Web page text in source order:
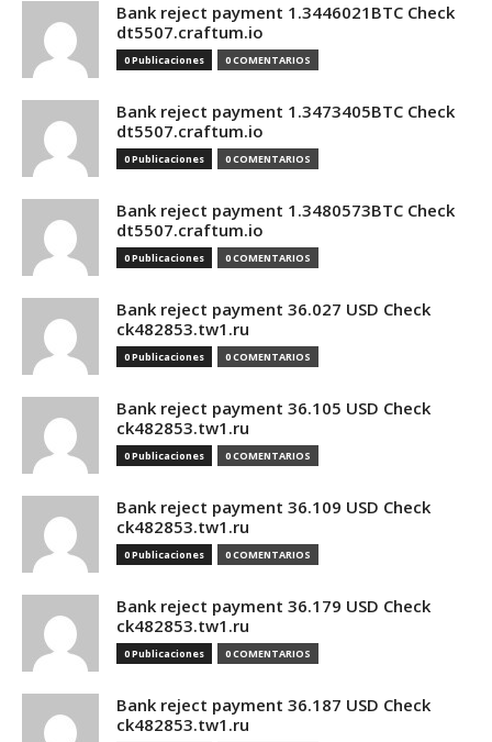
Bank reject payment 1.3446021BTC Check
dt5507.craftum.io
0 Publicaciones 0 COMENTARIOS
Bank reject payment 1.3473405BTC Check
dt5507.craftum.io
0 Publicaciones 0 COMENTARIOS
Bank reject payment 1.3480573BTC Check
dt5507.craftum.io
0 Publicaciones 0 COMENTARIOS
Bank reject payment 36.027 USD Check
ck482853.tw1.ru
0 Publicaciones 0 COMENTARIOS
Bank reject payment 36.105 USD Check
ck482853.tw1.ru
0 Publicaciones 0 COMENTARIOS
Bank reject payment 36.109 USD Check
ck482853.tw1.ru
0 Publicaciones 0 COMENTARIOS
Bank reject payment 36.179 USD Check
ck482853.tw1.ru
0 Publicaciones 0 COMENTARIOS
Bank reject payment 36.187 USD Check
ck482853.tw1.ru